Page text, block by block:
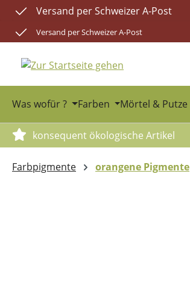
Hauptinhalt springen
Zur Suche springen
Zur Hauptnavigation springen
Versand per Schweizer A-Post
Versand per Schweizer A-Post
Was wofür ? Farben Mörtel & Putze
konsequent ökologische Artikel
Farbpigmente orangene Pigmente